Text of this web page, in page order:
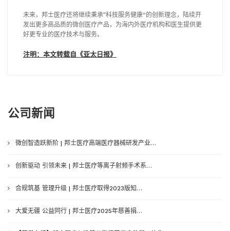
未来，邦士医疗还将继续秉承”科技服务健康“的创新理念，陆续开
发出更多高品质的微创医疗产品，为海内外医疗机构和医生提供更
好更专业的医疗技术与服务。
注明：本文转载自《亚太日报》
公司新闻
微创智造跃新阶 | 邦士医疗高端医疗器械研发产业…
创新驱动 引领未来 | 邦士医疗等离子射频手术系…
合规筑基 管理升级 | 邦士医疗取得2023版知…
大爱无疆 公益同行 | 邦士医疗2025年慈善捐…